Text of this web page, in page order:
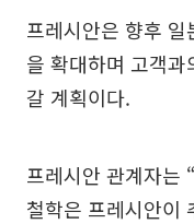
프레시안은 향후 일
을 확대하며 고객
갈 계획이다.
프레시안 관계자는
철학은 프레시안이